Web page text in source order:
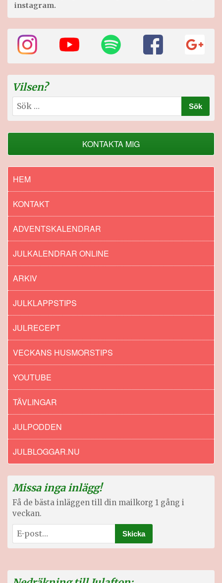
instagram.
Vilsen?
Sök
efter:
KONTAKTA MIG
HEM
KONTAKT
ADVENTSKALENDRAR
JULKALENDRAR ONLINE
ARKIV
JULKLAPPSTIPS
JULRECEPT
VECKANS HUSMORSTIPS
YOUTUBE
TÄVLINGAR
JULPODDEN
JULBLOGGAR.NU
Missa inga inlägg!
Få de bästa inläggen till din mailkorg 1 gång i
veckan.